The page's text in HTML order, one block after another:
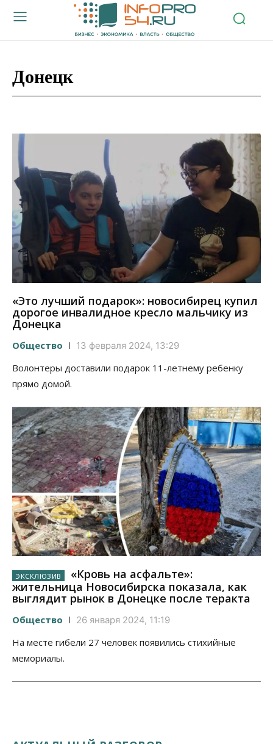
Донецк
«Это лучший подарок»: новосибирец купил
дорогое инвалидное кресло мальчику из
Донецка
Общество 13 февраля 2024, 13:29
Волонтеры доставили подарок 11-летнему ребенку
прямо домой.
«Кровь на асфальте»:
жительница Новосибирска показала, как
выглядит рынок в Донецке после теракта
Общество 26 января 2024, 11:19
На месте гибели 27 человек появились стихийные
мемориалы.